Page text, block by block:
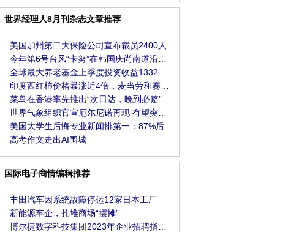
世界经理人8月刊杂志文章推荐
美国加州第二大保险公司宣布裁员2400人
高考作文走出AI围城
国际电子商情编辑推荐
丰田汽车因系统故障停运12家日本工厂
新能源车企，扎堆商场“摆摊”